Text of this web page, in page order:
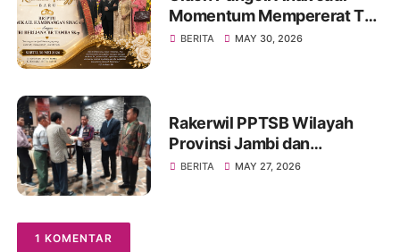
Momentum Mempererat Tali
Kekeluargaan Keluarga
BERITA MAY 30, 2026
Rakerwil PPTSB Wilayah
Provinsi Jambi dan
Rakercab PPTSB Kota Jambi
BERITA MAY 27, 2026
1 KOMENTAR